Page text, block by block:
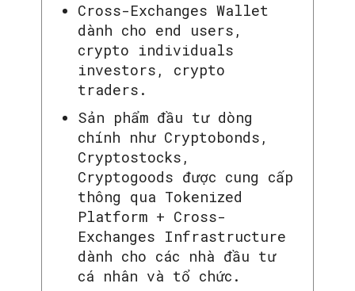
Cross-Exchanges Wallet
dành cho end users,
crypto individuals
investors, crypto
traders.
Sản phẩm đầu tư dòng
chính như Cryptobonds,
Cryptostocks,
Cryptogoods được cung cấp
thông qua Tokenized
Platform + Cross-
Exchanges Infrastructure
dành cho các nhà đầu tư
cá nhân và tổ chức.